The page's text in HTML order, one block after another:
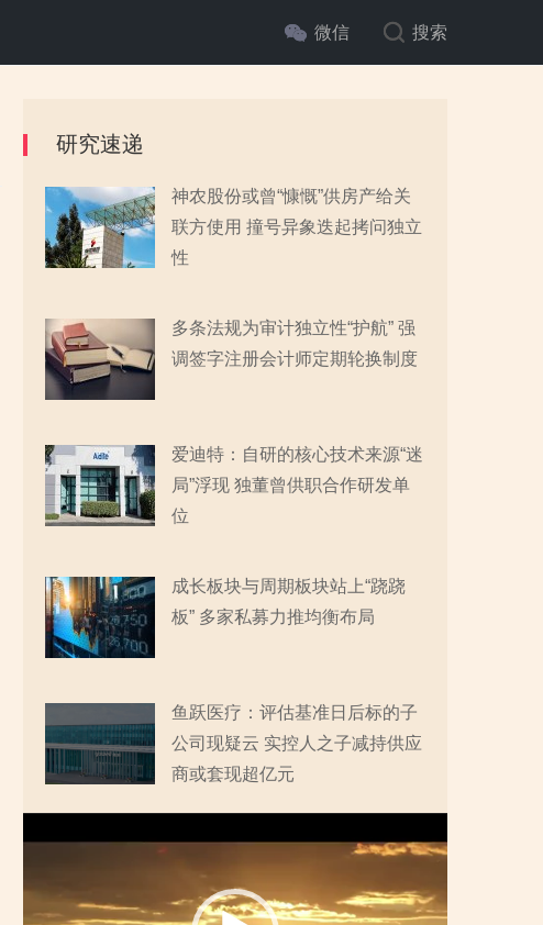
微信 搜索
研究速递
神农股份或曾“慷慨”供房产给关
联方使用 撞号异象迭起拷问独立
性
多条法规为审计独立性“护航” 强
调签字注册会计师定期轮换制度
爱迪特：自研的核心技术来源“迷
局”浮现 独董曾供职合作研发单
位
成长板块与周期板块站上“跷跷
板” 多家私募力推均衡布局
鱼跃医疗：评估基准日后标的子
公司现疑云 实控人之子减持供应
商或套现超亿元
频
放
器